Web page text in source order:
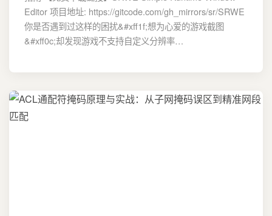
Editor 项目地址: https://gitcode.com/gh_mirrors/sr/SRWE
你是否遇到过这样的困扰&#xff1f;想为心爱的游戏截图
&#xff0c;却发现游戏不支持自定义分辨率…